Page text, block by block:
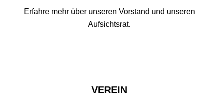
Erfahre mehr über unseren Vorstand und unseren
Aufsichtsrat.
VEREIN